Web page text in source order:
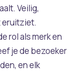
Veilig,
eruitziet.
rol als merk en
je de bezoeker
en elk